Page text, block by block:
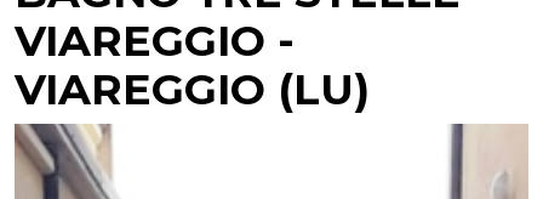
VIAREGGIO -
VIAREGGIO (LU)